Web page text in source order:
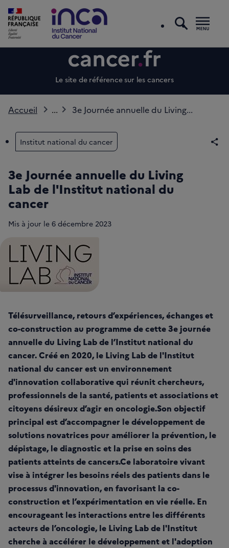
Le site de référence sur les cancers
Accueil ... 3e Journée annuelle du Living...
Institut national du cancer
3e Journée annuelle du Living
Lab de l'Institut national du
cancer
Mis à jour le 6 décembre 2023
Télésurveillance, retours d’expériences, échanges et
co-construction au programme de cette 3e journée
annuelle du Living Lab de l’Institut national du
cancer. Créé en 2020, le Living Lab de l'Institut
national du cancer est un environnement
d'innovation collaborative qui réunit chercheurs,
professionnels de la santé, patients et associations et
citoyens désireux d’agir en oncologie.Son objectif
principal est d’accompagner le développement de
solutions novatrices pour améliorer la prévention, le
dépistage, le diagnostic et la prise en soins des
patients atteints de cancers.Ce laboratoire vivant
vise à intégrer les besoins réels des patients dans le
processus d'innovation, en favorisant la co-
construction et l’expérimentation en vie réelle. En
encourageant les interactions entre les différents
acteurs de l’oncologie, le Living Lab de l'Institut
cherche à accélérer le développement et l'adoption